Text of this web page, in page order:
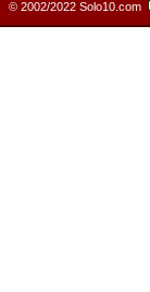
© 2002/2022 Solo10.com